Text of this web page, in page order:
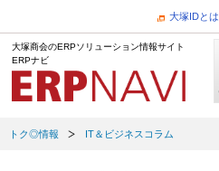
大塚IDとは
大塚商会のERPソリューション情報サイト
ERPナビ
トク◎情報 IT＆ビジネスコラム